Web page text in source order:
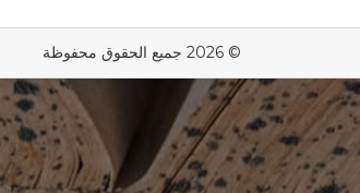
© 2026 جميع الحقوق محفوظة